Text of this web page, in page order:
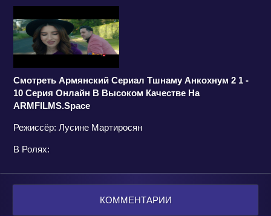
Смотреть Армянский Сериал Тшнаму Анкохнум 2 1 -
10 Серия Онлайн В Высоком Качестве На
ARMFILMS.space
Режиссёр: Лусине Мартиросян
В Ролях:
КОММЕНТАРИИ